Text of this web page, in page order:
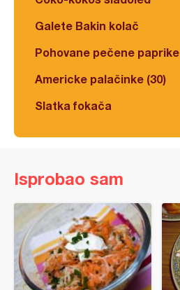
Galete Bakin kolač
Pohovane pečene paprike
Americke palačinke (30)
Slatka fokača
Isprobao sam